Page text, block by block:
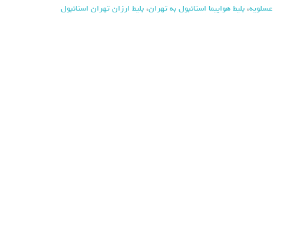
عسلویه، بلیط هواپیما استانبول به تهران، بلیط ارزان تهران استانبول